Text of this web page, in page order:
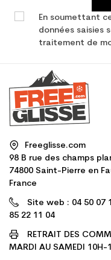
En soumettant
données saisies
traitement de
Freeglisse.com
98 B rue des champs
74800 Saint-Pierre en
France
Site web : 04 50 07
85 22 11 04
RETRAIT DES
MARDI AU SAMEDI 10H-